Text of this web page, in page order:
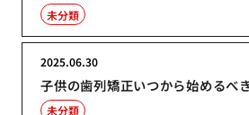
未分類
子供の歯列矯正いつから始めるべ
2025.06.30
未分類